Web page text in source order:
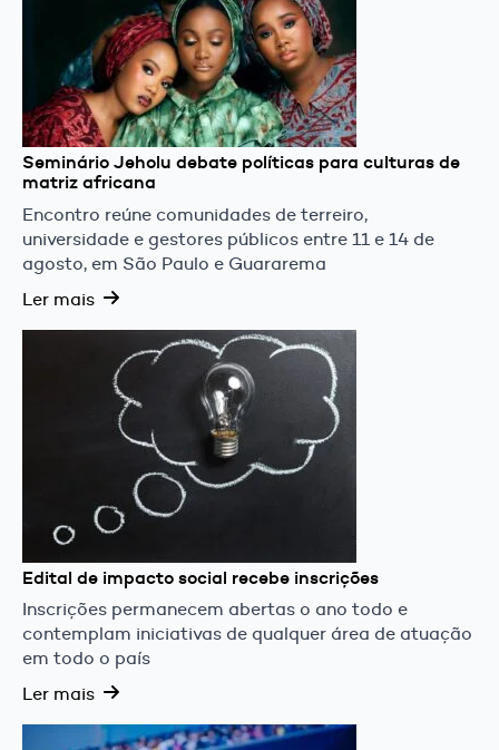
Seminário Jeholu debate políticas para culturas de
matriz africana
Encontro reúne comunidades de terreiro,
universidade e gestores públicos entre 11 e 14 de
agosto, em São Paulo e Guararema
Ler mais
Edital de impacto social recebe inscrições
Inscrições permanecem abertas o ano todo e
contemplam iniciativas de qualquer área de atuação
em todo o país
Ler mais